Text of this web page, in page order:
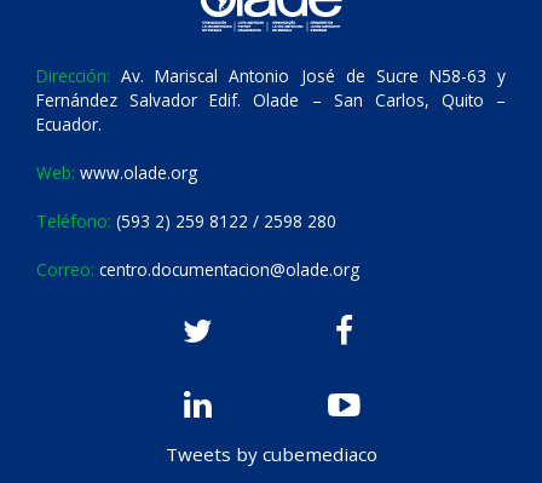
Dirección: Av. Mariscal Antonio José de Sucre N58-63 y
Fernández Salvador Edif. Olade – San Carlos, Quito –
Ecuador.
Web: www.olade.org
Teléfono: (593 2) 259 8122 / 2598 280
Correo: centro.documentacion@olade.org
Tweets by cubemediaco